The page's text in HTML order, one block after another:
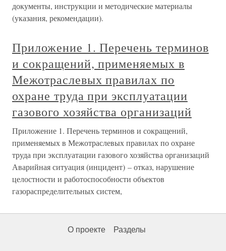
документы, инструкции и методические материалы
(указания, рекомендации).
Приложение 1. Перечень терминов
и сокращений, применяемых в
Межотраслевых правилах по
охране труда при эксплуатации
газового хозяйства организаций
Приложение 1. Перечень терминов и сокращений,
применяемых в Межотраслевых правилах по охране
труда при эксплуатации газового хозяйства организаций
Аварийная ситуация (инцидент) – отказ, нарушение
целостности и работоспособности объектов
газораспределительных систем,
О проекте Разделы